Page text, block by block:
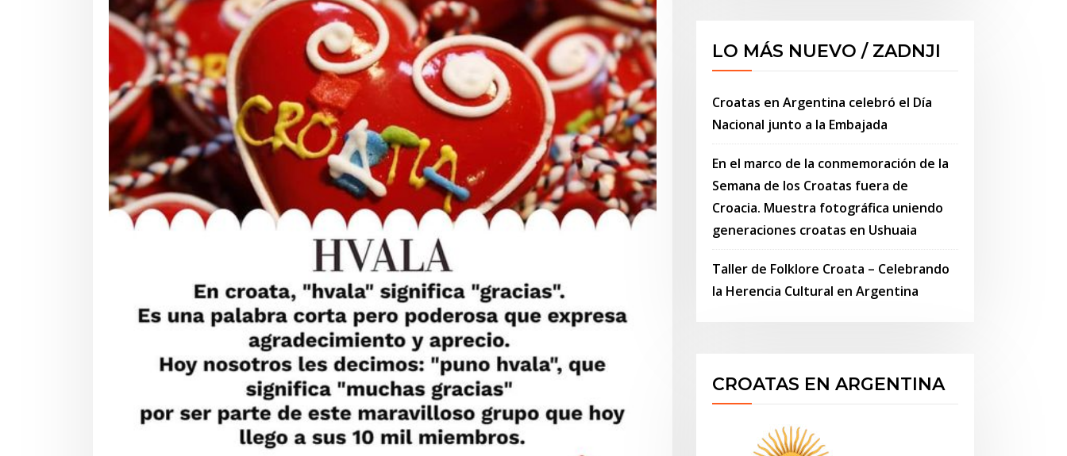
LO MÁS NUEVO / ZADNJI
Croatas en Argentina celebró el Día
Nacional junto a la Embajada
En el marco de la conmemoración de la
Semana de los Croatas fuera de
Croacia. Muestra fotográfica uniendo
generaciones croatas en Ushuaia
Taller de Folklore Croata – Celebrando
la Herencia Cultural en Argentina
CROATAS EN ARGENTINA